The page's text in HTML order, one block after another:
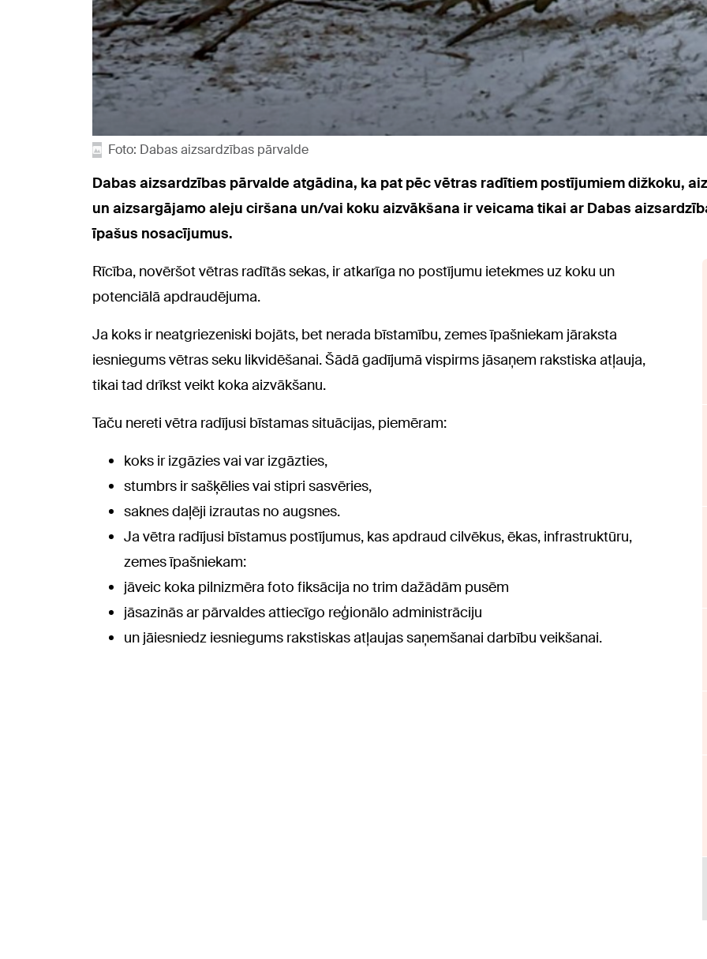
Foto: Dabas aizsardzības pārvalde
Dabas aizsardzības pārvalde atgādina, ka pat pēc vētras radītiem postījumiem dižkoku,
un aizsargājamo aleju ciršana un/vai koku aizvākšana ir veicama tikai ar Dabas
īpašus nosacījumus.
Rīcība, novēršot vētras radītās sekas, ir atkarīga no postījumu ietekmes uz koku un
potenciālā apdraudējuma.
Ja koks ir neatgriezeniski bojāts, bet nerada bīstamību, zemes īpašniekam jāraksta
iesniegums vētras seku likvidēšanai. Šādā gadījumā vispirms jāsaņem rakstiska atļauja,
tikai tad drīkst veikt koka aizvākšanu.
Taču nereti vētra radījusi bīstamas situācijas, piemēram:
koks ir izgāzies vai var izgāzties,
stumbrs ir sašķēlies vai stipri sasvēries,
saknes daļēji izrautas no augsnes.
Ja vētra radījusi bīstamus postījumus, kas apdraud cilvēkus, ēkas, infrastruktūru,
zemes īpašniekam:
jāveic koka pilnizmēra foto fiksācija no trim dažādām pusēm
jāsazinās ar pārvaldes attiecīgo reģionālo administrāciju
un jāiesniedz iesniegums rakstiskas atļaujas saņemšanai darbību veikšanai.